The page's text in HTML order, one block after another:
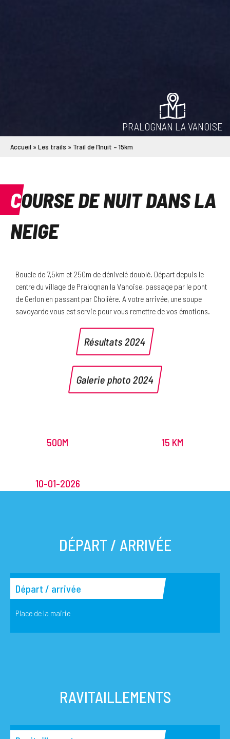
PRALOGNAN LA VANOISE
Accueil » Les trails » Trail de l’Inuit – 15km
COURSE DE NUIT DANS LA
NEIGE
Boucle de 7,5km et 250m de dénivelé doublé. Départ depuis le
centre du village de Pralognan la Vanoise, passage par le pont
de Gerlon en passant par Cholière. A votre arrivée, une soupe
savoyarde vous est servie pour vous remettre de vos émotions.
Résultats 2024
Galerie photo 2024
500M 15 KM
10-01-2026
DÉPART / ARRIVÉE
Départ / arrivée
Place de la mairie
RAVITAILLEMENTS